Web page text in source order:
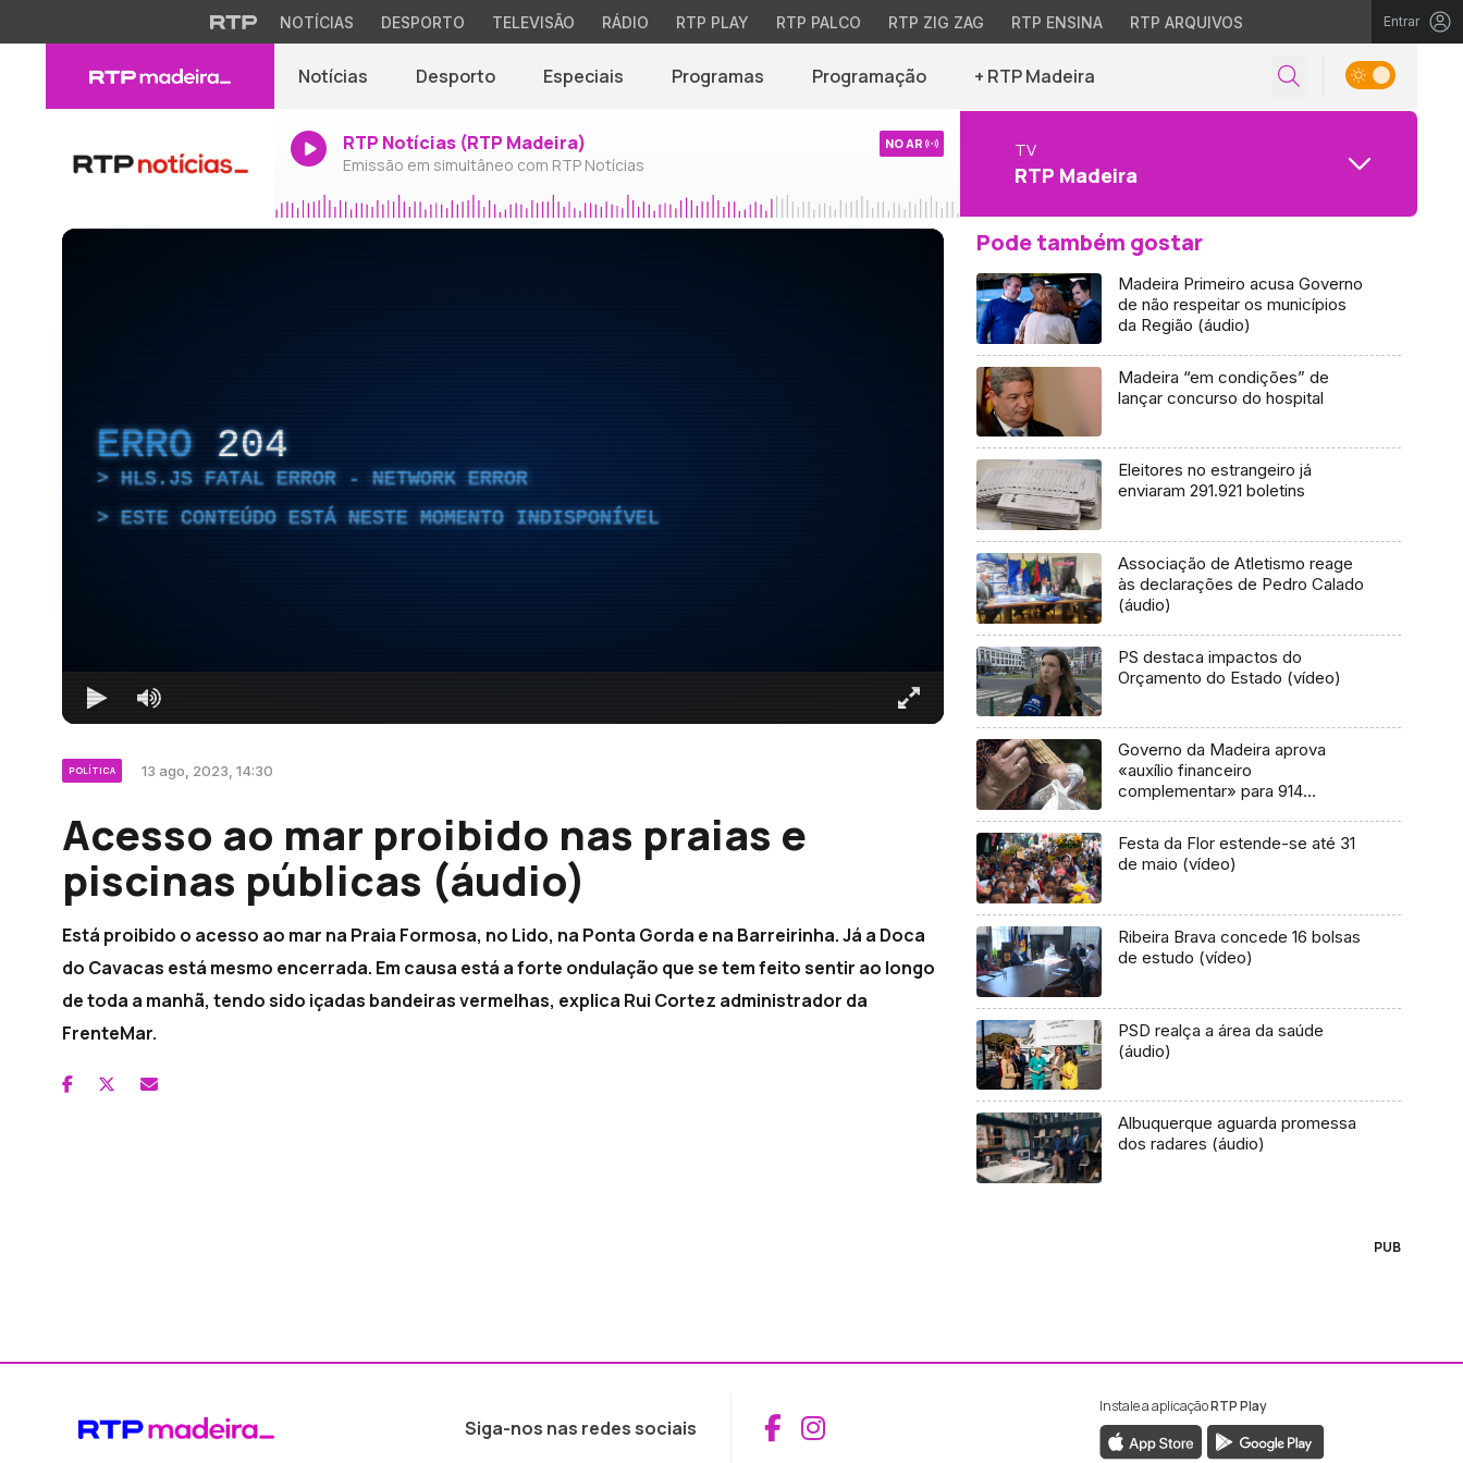
NOTÍCIAS DESPORTO TELEVISÃO RÁDIO RTP PLAY RTP PALCO RTP ZIG ZAG RTP ENSINA RTP ARQUIVOS Entrar
Notícias Desporto Especiais Programas Programação + RTP Madeira
RTP Notícias (RTP Madeira)
Emissão em simultâneo com RTP Notícias
NO AR TV
RTP Madeira
ERRO 204
HLS.JS FATAL ERROR - NETWORK ERROR
ESTE CONTEÚDO ESTÁ NESTE MOMENTO INDISPONÍVEL
POLÍTICA 13 ago, 2023, 14:30
Acesso ao mar proibido nas praias e
piscinas públicas (áudio)
Está proibido o acesso ao mar na Praia Formosa, no Lido, na Ponta Gorda e na Barreirinha. Já a Doca
do Cavacas está mesmo encerrada. Em causa está a forte ondulação que se tem feito sentir ao longo
de toda a manhã, tendo sido içadas bandeiras vermelhas, explica Rui Cortez administrador da
FrenteMar.
Pode também gostar
Madeira Primeiro acusa Governo
de não respeitar os municípios
da Região (áudio)
Madeira “em condições” de
lançar concurso do hospital
Eleitores no estrangeiro já
enviaram 291.921 boletins
Associação de Atletismo reage
às declarações de Pedro Calado
(áudio)
PS destaca impactos do
Orçamento do Estado (vídeo)
Governo da Madeira aprova
«auxílio financeiro
complementar» para 914
Festa da Flor estende-se até 31
de maio (vídeo)
Ribeira Brava concede 16 bolsas
de estudo (vídeo)
PSD realça a área da saúde
(áudio)
Albuquerque aguarda promessa
dos radares (áudio)
PUB
Siga-nos nas redes sociais Aceder ao Facebook da RTP Madeira
Aceder ao Instagram da RTP Madeira
Instale a aplicaçãoRTP Play